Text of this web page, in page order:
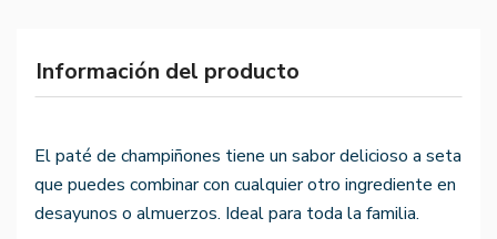
Información del producto
El paté de champiñones tiene un sabor delicioso a seta
que puedes combinar con cualquier otro ingrediente en
desayunos o almuerzos. Ideal para toda la familia.